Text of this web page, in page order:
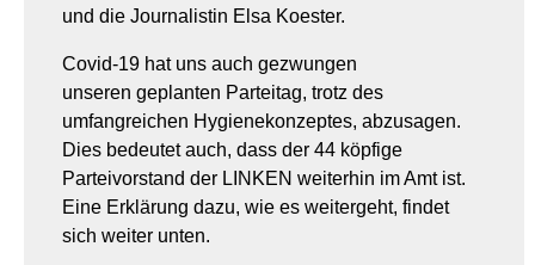
und die Journalistin Elsa Koester.
Covid-19 hat uns auch gezwungen
unseren geplanten Parteitag, trotz des
umfangreichen Hygienekonzeptes, abzusagen.
Dies bedeutet auch, dass der 44 köpfige
Parteivorstand der LINKEN weiterhin im Amt ist.
Eine Erklärung dazu, wie es weitergeht, findet
sich weiter unten.